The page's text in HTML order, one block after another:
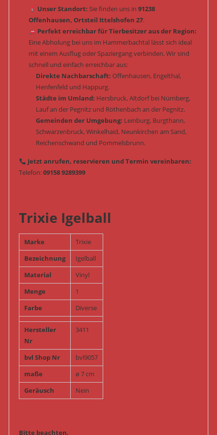
Unser Standort: Sie finden uns in 91238
Offenhausen, Ortsteil Ittelshofen 27.
Perfekt erreichbar für Tierbesitzer aus der Region:
Eine Abholung bei uns im Hammerbachtal lässt sich ideal
mit einem Ausflug oder Spaziergang verbinden. Wir sind
schnell und einfach erreichbar aus:
Direkte Nachbarschaft: Offenhausen, Engelthal,
Henfenfeld und Happurg.
Städte im Umland: Hersbruck, Altdorf bei Nürnberg,
Lauf an der Pegnitz und Röthenbach an der Pegnitz.
Gemeinden der Umgebung: Leinburg, Burgthann,
Schwarzenbruck, Winkelhaid, Neunkirchen am Sand,
Reichenschwand und Pommelsbrunn.
Jetzt anrufen, reservieren und Termin vereinbaren:
Telefon:09158 9289399
Trixie Igelball
Marke
Trixie
Bezeichnung
Igelball
Material
Vinyl
Menge
1
Farbe
Diverse
Hersteller
Nr
3411
bvl Shop Nr
bvl9057
maße
ø 7 cm
Geräusch
Nein
Bitte beachten.